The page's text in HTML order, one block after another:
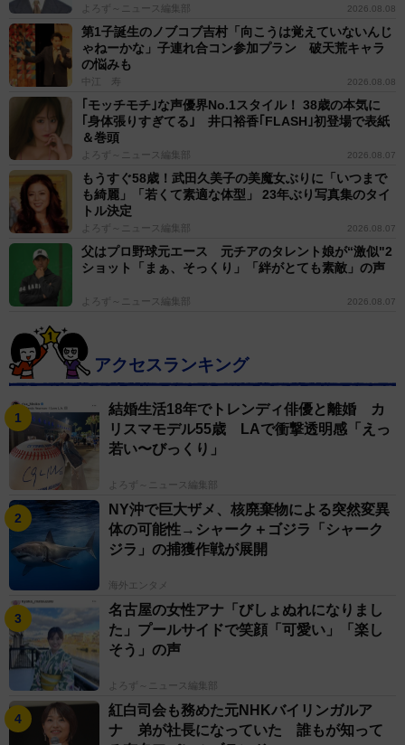
よろず～ニュース編集部 2026.08.08
第1子誕生のノブコブ吉村「向こうは覚えていないんじ
ゃねーかな」子連れ合コン参加プラン 破天荒キャラ
の悩みも
中江 寿 2026.08.08
｢モッチモチ｣な声優界No.1スタイル！ 38歳の本気に
｢身体張りすぎてる｣ 井口裕香｢FLASH｣初登場で表紙
＆巻頭
よろず～ニュース編集部 2026.08.07
もうすぐ58歳！武田久美子の美魔女ぶりに「いつまで
も綺麗」「若くて素適な体型」 23年ぶり写真集のタイ
トル決定
よろず～ニュース編集部 2026.08.07
父はプロ野球元エース 元チアのタレント娘が“激似"2
ショット「まぁ、そっくり」「絆がとても素敵」の声
よろず～ニュース編集部 2026.08.07
アクセスランキング
結婚生活18年でトレンディ俳優と離婚 カ
リスマモデル55歳 LAで衝撃透明感「えっ
若い〜びっくり」
よろず～ニュース編集部
NY沖で巨大ザメ、核廃棄物による突然変異
体の可能性→シャーク＋ゴジラ「シャーク
ジラ」の捕獲作戦が展開
海外エンタメ
名古屋の女性アナ「びしょぬれになりまし
た」プールサイドで笑顔「可愛い」「楽し
そう」の声
よろず～ニュース編集部
紅白司会も務めた元NHKバイリンガルア
ナ 弟が社長になっていた 誰もが知って